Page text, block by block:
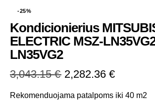
-25%
Kondicionierius
ELECTRIC MSZ-
LN35VG2
3,043.15€ 2,282.36 €
Rekomenduojama patalpoms iki 40 m2